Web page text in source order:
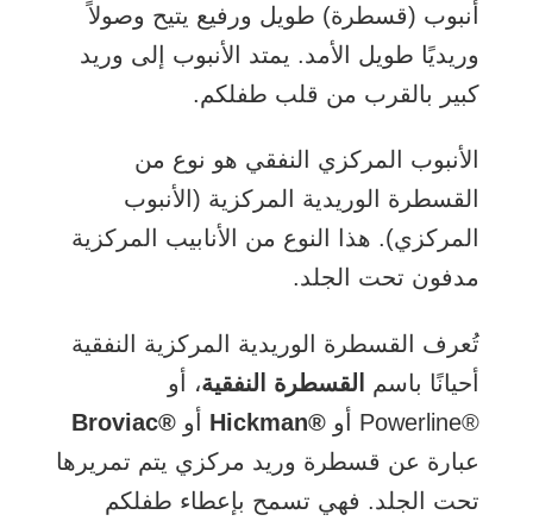
أنبوب (قسطرة) طويل ورفيع يتيح وصولاً
وريديًا طويل الأمد. يمتد الأنبوب إلى وريد
كبير بالقرب من قلب طفلكم.
الأنبوب المركزي النفقي هو نوع من
القسطرة الوريدية المركزية (الأنبوب
المركزي). هذا النوع من الأنابيب المركزية
مدفون تحت الجلد.
تُعرف القسطرة الوريدية المركزية النفقية
أحيانًا باسم
القسطرة النفقية، أو
Powerline® أو Hickman®‎ أو Broviac®‎
عبارة عن قسطرة وريد مركزي يتم تمريرها
تحت الجلد. فهي تسمح بإعطاء طفلكم